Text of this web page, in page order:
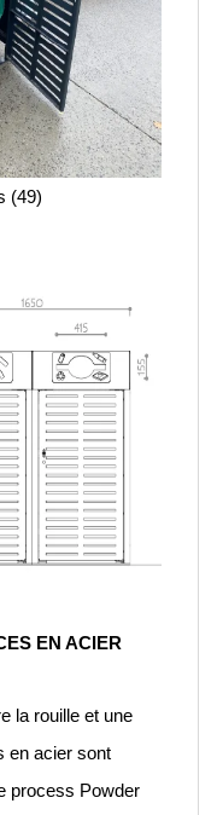
(49)
EN ACIER
la rouille et une
en acier sont
process Powder